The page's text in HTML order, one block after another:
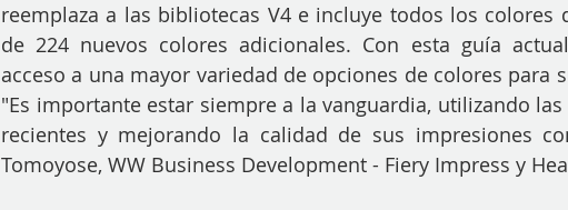
reemplaza a las bibliotecas V4 e incluye todos los colores
de 224 nuevos colores adicionales. Con esta guía
acceso a una mayor variedad de opciones de colores para
"Es importante estar siempre a la vanguardia, utilizando
recientes y mejorando la calidad de sus impresiones
Tomoyose, WW Business Development - Fiery Impress y